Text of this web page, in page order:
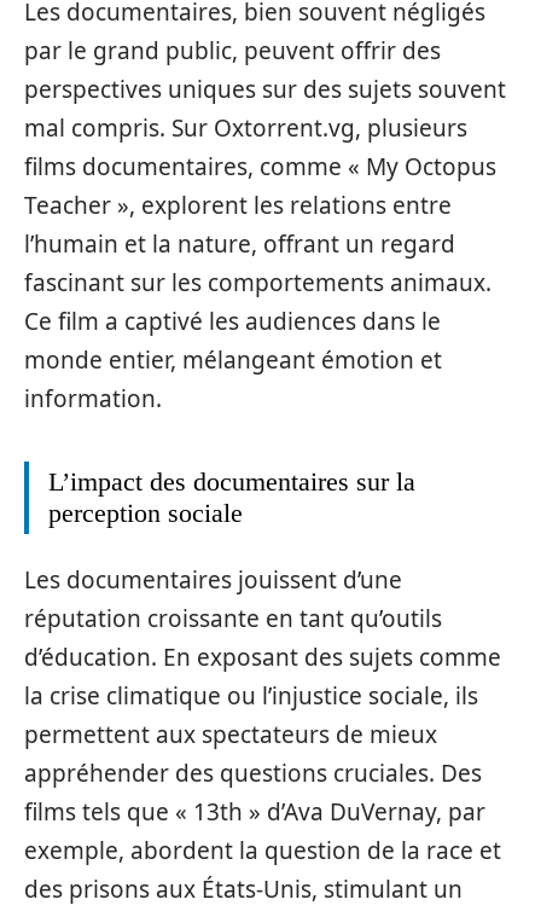
Les documentaires, bien souvent négligés
par le grand public, peuvent offrir des
perspectives uniques sur des sujets souvent
mal compris. Sur Oxtorrent.vg, plusieurs
films documentaires, comme « My Octopus
Teacher », explorent les relations entre
l’humain et la nature, offrant un regard
fascinant sur les comportements animaux.
Ce film a captivé les audiences dans le
monde entier, mélangeant émotion et
information.
L’impact des documentaires sur la
perception sociale
Les documentaires jouissent d’une
réputation croissante en tant qu’outils
d’éducation. En exposant des sujets comme
la crise climatique ou l’injustice sociale, ils
permettent aux spectateurs de mieux
appréhender des questions cruciales. Des
films tels que « 13th » d’Ava DuVernay, par
exemple, abordent la question de la race et
des prisons aux États-Unis, stimulant un